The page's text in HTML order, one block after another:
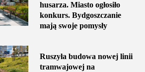
husarza. Miasto ogłosiło
konkurs. Bydgoszczanie
mają swoje pomysły
Ruszyła budowa nowej linii
tramwajowej na